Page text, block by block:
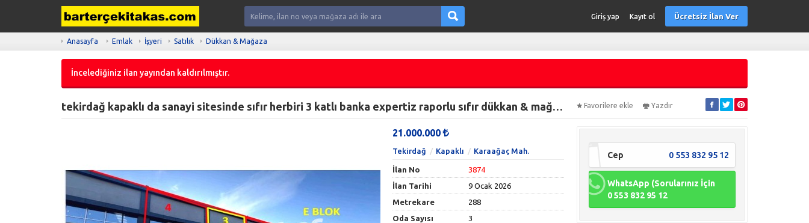
Giriş yap Kayıt ol Ücretsiz İlan Ver
Anasayfa Emlak İşyeri Satılık Dükkan & Mağaza
İncelediğiniz ilan yayından kaldırılmıştır.
tekirdağ kapaklı da sanayi sitesinde sıfır herbiri 3 katlı banka expertiz raporlu sıfır dükkan & mağaza Favorilere ekle Yazdır
21.000.000
Tekirdağ Kapaklı Karaağaç Mah.
İlan No
3874
İlan Tarihi
9 Ocak 2026
Metrekare
288
Oda Sayısı
3
Cep 0 553 832 95 12
WhatsApp (Sorularınız İçin
0 553 832 95 12